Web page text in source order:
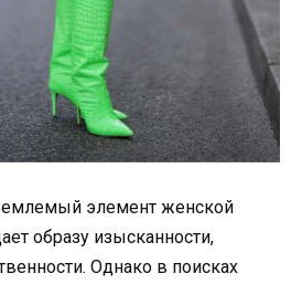
элемент женской
образу изысканности,
Однако в поисках